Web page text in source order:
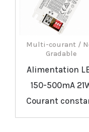
Multi-courant /
Gradable
Alimentation
150-500mA
Courant